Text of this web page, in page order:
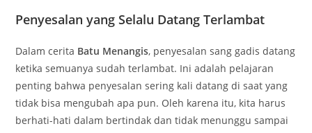
Penyesalan yang Selalu Datang Terlambat
Dalam cerita Batu Menangis, penyesalan sang gadis datang
ketika semuanya sudah terlambat. Ini adalah pelajaran
penting bahwa penyesalan sering kali datang di saat yang
tidak bisa mengubah apa pun. Oleh karena itu, kita harus
berhati-hati dalam bertindak dan tidak menunggu sampai